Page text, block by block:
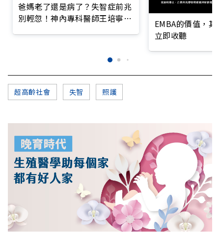
爸媽老了還是病了？失智症前兆
別輕忽！神內專科醫師王培寧呼
EMBA的價值，
立即收聽
超高齡社會 失智 照護